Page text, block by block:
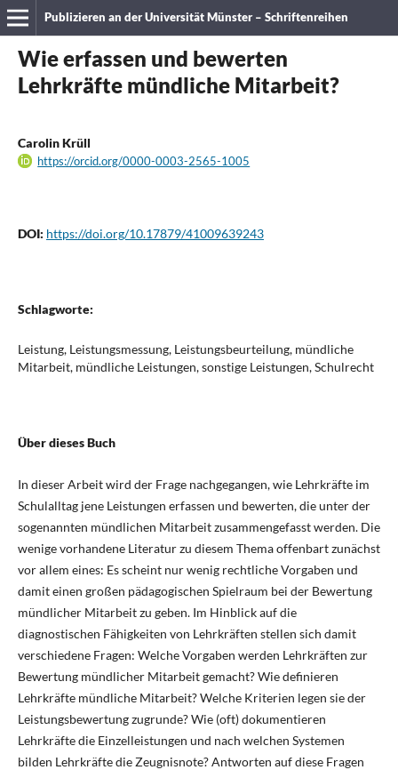
Publizieren an der Universität Münster – Schriftenreihen
Wie erfassen und bewerten
Lehrkräfte mündliche Mitarbeit?
Carolin Krüll
https://orcid.org/0000-0003-2565-1005
DOI: https://doi.org/10.17879/41009639243
Schlagworte:
Leistung, Leistungsmessung, Leistungsbeurteilung, mündliche
Mitarbeit, mündliche Leistungen, sonstige Leistungen, Schulrecht
Über dieses Buch
In dieser Arbeit wird der Frage nachgegangen, wie Lehrkräfte im
Schulalltag jene Leistungen erfassen und bewerten, die unter der
sogenannten mündlichen Mitarbeit zusammengefasst werden. Die
wenige vorhandene Literatur zu diesem Thema offenbart zunächst
vor allem eines: Es scheint nur wenig rechtliche Vorgaben und
damit einen großen pädagogischen Spielraum bei der Bewertung
mündlicher Mitarbeit zu geben. Im Hinblick auf die
diagnostischen Fähigkeiten von Lehrkräften stellen sich damit
verschiedene Fragen: Welche Vorgaben werden Lehrkräften zur
Bewertung mündlicher Mitarbeit gemacht? Wie definieren
Lehrkräfte mündliche Mitarbeit? Welche Kriterien legen sie der
Leistungsbewertung zugrunde? Wie (oft) dokumentieren
Lehrkräfte die Einzelleistungen und nach welchen Systemen
bilden Lehrkräfte die Zeugnisnote? Antworten auf diese Fragen